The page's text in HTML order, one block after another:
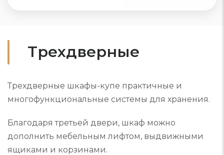
Трехдверные
Трехдверные шкафы-купе практичные и
многофункциональные системы для хранения.
Благодаря третьей двери, шкаф можно
дополнить мебельным лифтом, выдвижными
ящиками и корзинами.